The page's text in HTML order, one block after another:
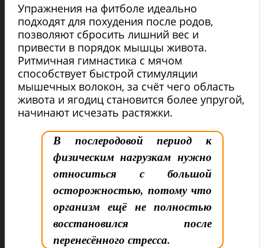
Упражнения на фитболе идеально
подходят для похудения после родов,
позволяют сбросить лишний вес и
привести в порядок мышцы живота.
Ритмичная гимнастика с мячом
способствует быстрой стимуляции
мышечных волокон, за счёт чего область
живота и ягодиц становится более упругой,
начинают исчезать растяжки.
В послеродовой период к
физическим нагрузкам нужно
относиться с большой
осторожностью, потому что
организм ещё не полностью
восстановился после
перенесённого стресса.